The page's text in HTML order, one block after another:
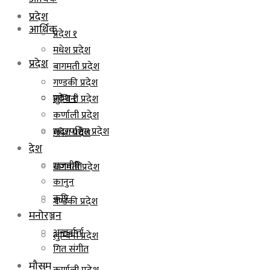
आर्थिक
प्रदेश
प्रदेश १
मधेश प्रदेश
बागमती प्रदेश
गण्डकी प्रदेश
लुम्बिनी प्रदेश
प्रदेश
प्रदेश १
मधेश प्रदेश
बागमती प्रदेश
गण्डकी प्रदेश
लुम्बिनी प्रदेश
कर्णाली प्रदेश
सुदूरपश्चिम प्रदेश
देश
राजनीति
कानुन
कृषि
मनोरञ्जन
अन्तर्वार्ता
गित संगीत
मौसम